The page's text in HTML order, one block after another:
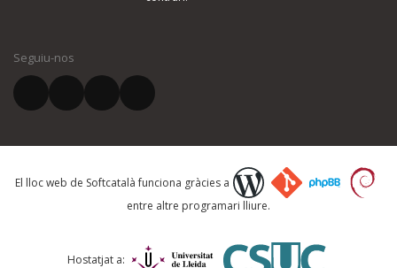
El vostre correu electrònic *
Què proposeu?
Comentari *
Seguiu-nos
El lloc web de Softcatalà funciona gràcies a
entre altre programari lliure.
Hostatjat a: